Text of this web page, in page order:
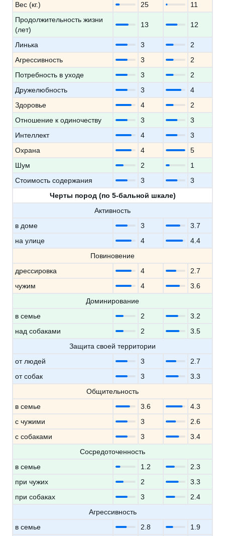
Вес (кг.)
25
11
Продолжительность жизни
(лет)
13 12
Линька 3
2
Агрессивность
3
2
Потребность в уходе
3
2
Дружелюбность
3
4
Здоровье
4
2
Отношение к одиночеству
3
3
Интеллект
4
3
Охрана
4
5
Шум
2
1
Стоимость содержания
3
3
Черты пород (по 5-бальной шкале)
Активность
в доме
3
3.7
на улице
4
4.4
Повиновение
дрессировка
4
2.7
чужим
4
3.6
Доминирование
в семье
2
3.2
над собаками
2
3.5
Защита своей территории
от людей
3
2.7
от собак
3
3.3
Общительность
в семье
3.6
4.3
с чужими
3
2.6
с собаками
3
3.4
Сосредоточенность
в семье
1.2
2.3
при чужих
2
3.3
при собаках
3
2.4
Агрессивность
в семье
2.8
1.9